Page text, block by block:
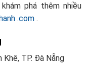
phá thêm nhiều
.com .
Khê, TP. Đà Nẵng